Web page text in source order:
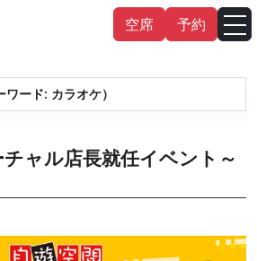
空席 予約
ワード: カラオケ）
ャル店長就任イベント～
（繁體） 中文（简体）
한국어